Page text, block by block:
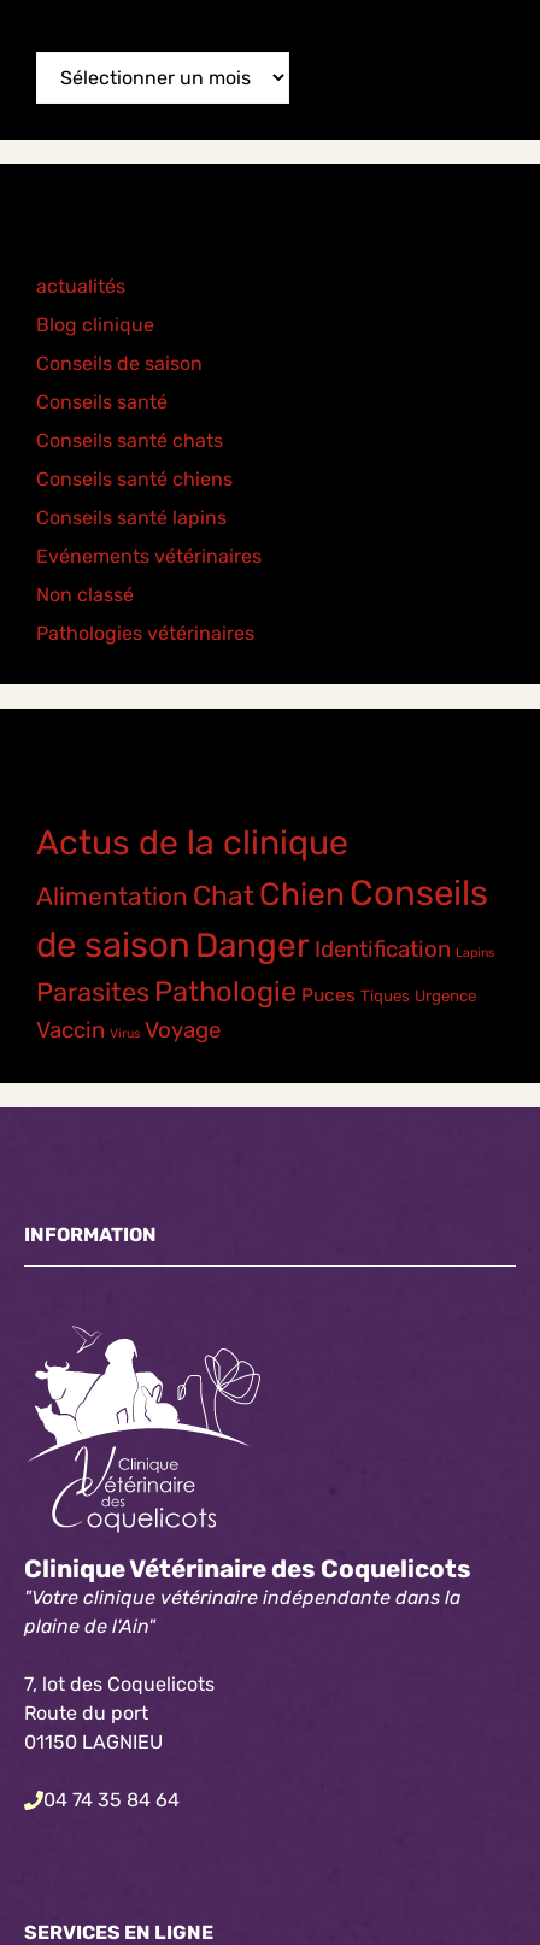
News
Archive
actualités
Blog clinique
Conseils de saison
Conseils santé
Conseils santé chats
Conseils santé chiens
Conseils santé lapins
Evénements vétérinaires
Non classé
Pathologies vétérinaires
Actus de la clinique
Alimentation ChatChien Conseils
de saison Danger Identification Lapins
Parasites Pathologie Puces Tiques Urgence
Vaccin Virus Voyage
INFORMATION
Clinique Vétérinaire des Coquelicots
"Votre clinique vétérinaire indépendante dans la
plaine de l'Ain"
7, lot des Coquelicots
Route du port
01150 LAGNIEU
04 74 35 84 64
SERVICES EN LIGNE